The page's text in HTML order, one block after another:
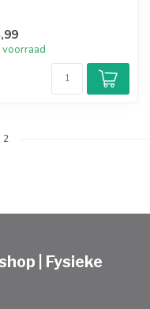
voorraad
2
| Fysieke